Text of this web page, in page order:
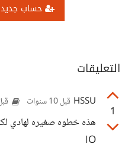
حساب جديد
التعليقات
1
HSSU قبل 10 سنوات قبل 10
هذه خطوه صغيره لهادي
IO